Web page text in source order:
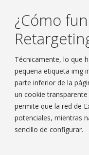
¿Cómo
Técnicamente, lo que
pequeña etiqueta img
parte inferior de la
un cookie
permite que la red de
potenciales, mientras
sencillo de configurar.